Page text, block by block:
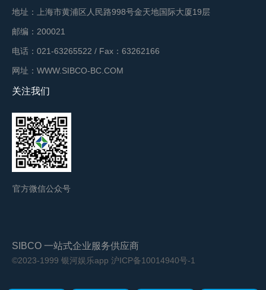
地址：上海市黄浦区人民路998号金天地国际大厦19层
邮编：200021
电话：021-63265522 / Fax：63262166
网址：WWW.SIBCO-BC.COM
关注我们
官方微信公众号
SIBCO 一站式企业服务供应商
©2023-1999 银河娱乐app 沪ICP备10014940号-1